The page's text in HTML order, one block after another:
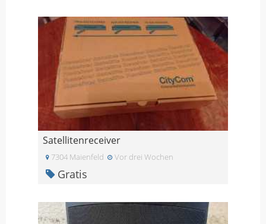
Satellitenreceiver
7304 Maienfeld Vor drei Wochen
Gratis